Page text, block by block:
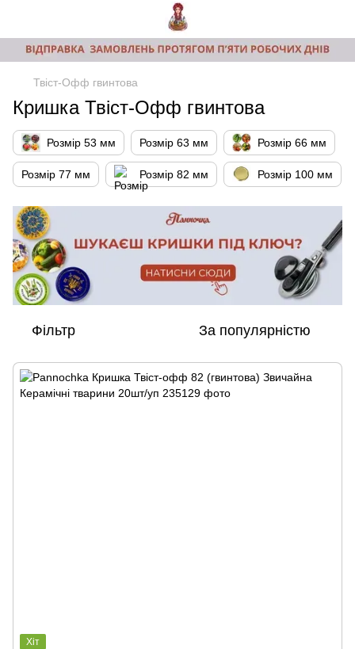
Твіст-Офф гвинтова
Кришка Твіст-Офф гвинтова
Розмір 53 мм Розмір 63 мм Розмір 66 мм
Розмір 77 мм Розмір 82 мм Розмір 100 мм
Фільтр За популярністю
Хіт